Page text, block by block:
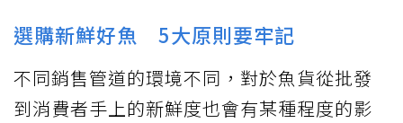
選購新鮮好魚 5大原則要牢記
不同銷售管道的環境不同，對於魚貨從批發
到消費者手上的新鮮度也會有某種程度的影